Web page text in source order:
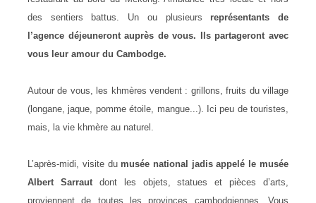
des sentiers battus. Un ou plusieurs représentants de
l’agence déjeuneront auprès de vous. Ils partageront avec
vous leur amour du Cambodge.
Autour de vous, les khmères vendent : grillons, fruits du village
(longane, jaque, pomme étoile, mangue...). Ici peu de touristes,
mais, la vie khmère au naturel.
L’après-midi, visite du musée national jadis appelé le musée
Albert Sarrautdont les objets, statues et pièces d’arts,
proviennent de toutes les provinces cambodgiennes. Vous